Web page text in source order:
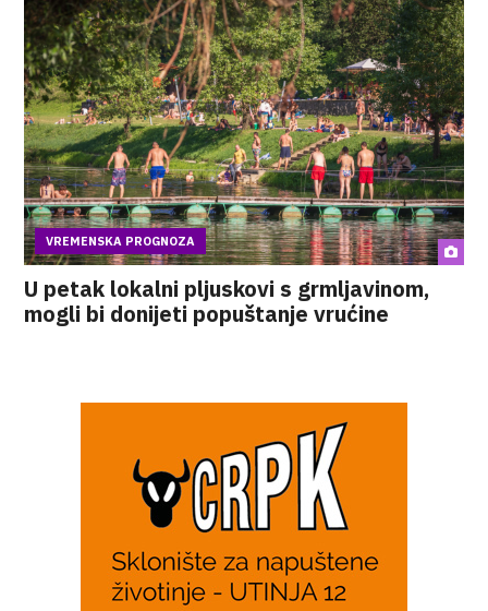
VREMENSKA PROGNOZA
U petak lokalni pljuskovi s grmljavinom,
mogli bi donijeti popuštanje vrućine